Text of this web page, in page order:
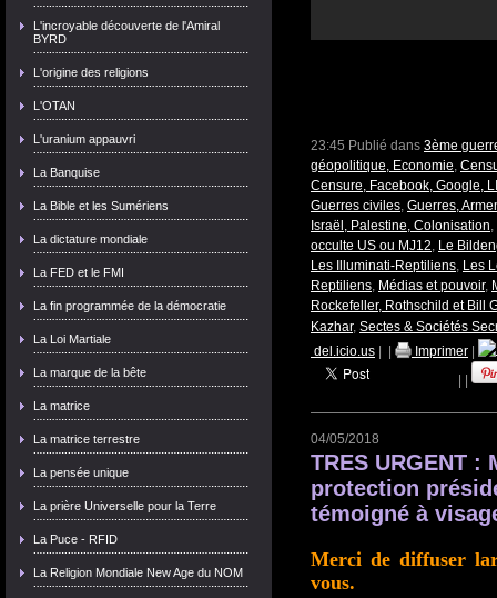
L'incroyable découverte de l'Amiral
BYRD
L'origine des religions
L'OTAN
L'uranium appauvri
La Banquise
La Bible et les Sumériens
La dictature mondiale
La FED et le FMI
La fin programmée de la démocratie
La Loi Martiale
La marque de la bête
La matrice
La matrice terrestre
La pensée unique
La prière Universelle pour la Terre
La Puce - RFID
La Religion Mondiale New Age du NOM
23:45 Publié dans 3ème
géopolitique, Economie,
Censure, Facebook, Google,
Guerres civiles, Guerres,
Israël, Palestine, Colonisation,
occulte US ou MJ12, Le
Les Illuminati-Reptiliens, Les
Reptiliens, Médias et pouvoir,
Rockefeller, Rothschild et Bill
Kazhar, Sectes & Sociétés
del.icio.us
Imprimer
04/05/2018
TRES URGENT :
protection
témoigné à
Merci de diffuser
vous.